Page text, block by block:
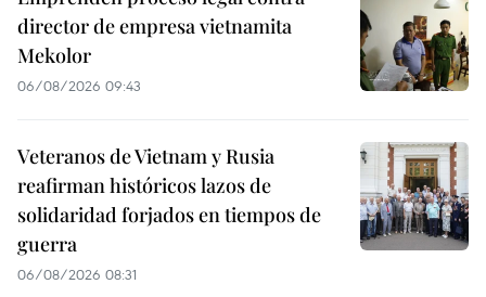
director de empresa vietnamita
Mekolor
06/08/2026 09:43
Veteranos de Vietnam y Rusia
reafirman históricos lazos de
solidaridad forjados en tiempos de
guerra
06/08/2026 08:31